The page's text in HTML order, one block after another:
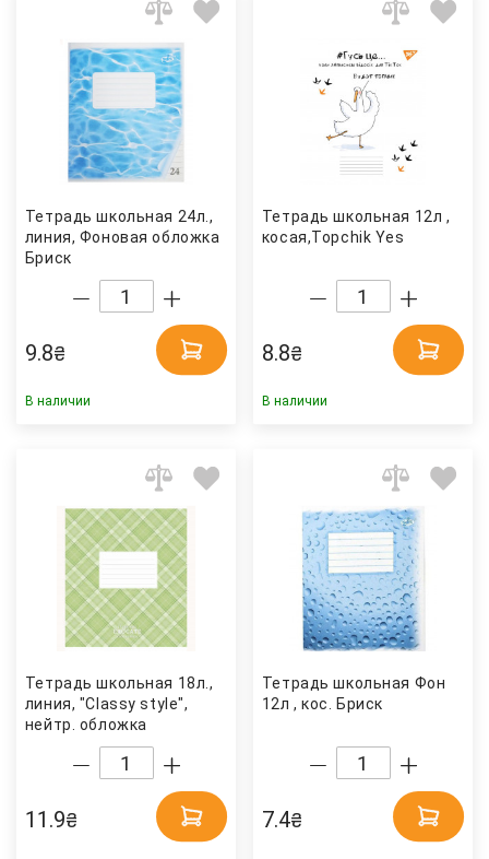
Тетрадь школьная 24л.,
линия, Фоновая обложка
Бриск
9.8₴
В наличии
Тетрадь школьная 12л ,
косая,Topchik Yes
8.8₴
В наличии
Тетрадь школьная 18л.,
линия, "Classy style",
нейтр. обложка
Школярик
11.9₴
Тетрадь школьная Фон
12л , кос. Бриск
7.4₴